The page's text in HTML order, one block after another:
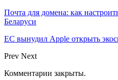
Почта для домена: как
Беларуси
ЕС вынудил Apple открыть
Prev Next
Комментарии закрыты.